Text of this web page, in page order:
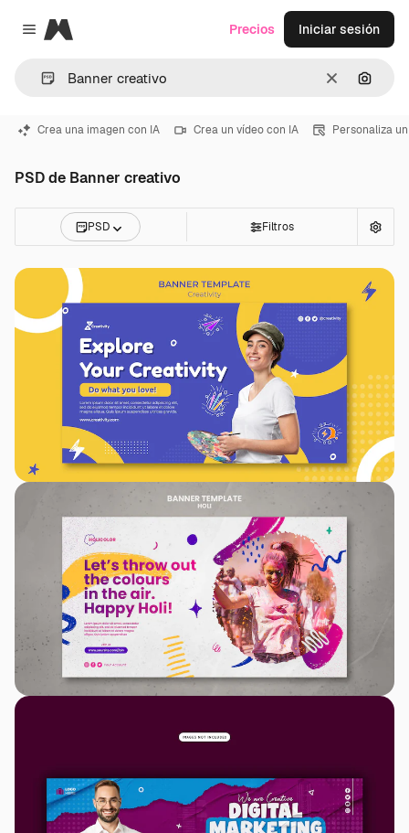
Close menu
Magnific
Borrar
Precios Iniciar sesión
Crea una imagen con IA Crea un vídeo con IA Personaliza
PSD de Banner creativo
PSD Filtros